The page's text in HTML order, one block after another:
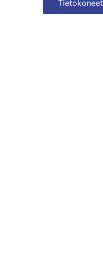
Tietokoneet